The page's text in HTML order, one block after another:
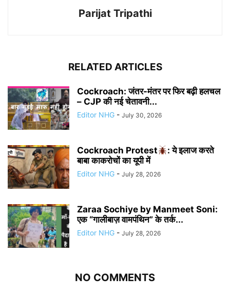
Parijat Tripathi
RELATED ARTICLES
Cockroach: जंतर-मंतर पर फिर बढ़ी हलचल
– CJP की नई चेतावनी...
Editor NHG - July 30, 2026
Cockroach Protest
: ये इलाज करते
बाबा काकरोचों का यूपी में
Editor NHG - July 28, 2026
Zaraa Sochiye by Manmeet Soni:
एक “गालीबाज़ वामपंथिन” के तर्क...
Editor NHG - July 28, 2026
NO COMMENTS